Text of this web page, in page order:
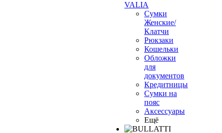
VALIA
Сумки
Женские/
Клатчи
Рюкзаки
Кошельки
Обложки
для
документов
Кредитницы
Сумки на
пояс
Аксессуары
Ещё